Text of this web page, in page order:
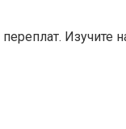
Изучите